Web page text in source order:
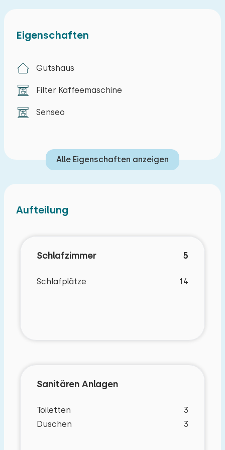
Bett, eines mit zwei Einzel-Boxspring-Betten und
einem Etagenbett und zwei Schlafzimmer mit
eines mit einem Waschtisch und ein
Toilette.
Gartenmöbeln, von denen eine überdacht ist.
Ferienhaus.
Eigenschaften
Gutshaus
Filter Kaffeemaschine
Senseo
Alle Eigenschaften anzeigen
Aufteilung
Schlafzimmer 5
Schlafplätze 14
Sanitären Anlagen
Toiletten
3
Duschen
3